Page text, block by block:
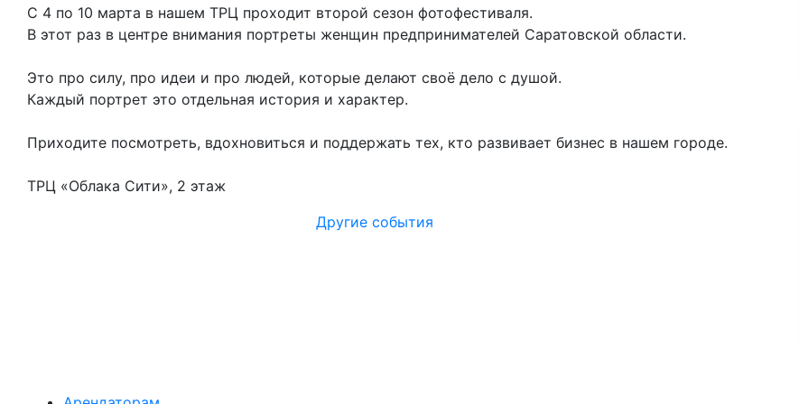
С 4 по 10 марта в нашем ТРЦ проходит второй сезон фотофестиваля.
В этот раз в центре внимания портреты женщин предпринимателей Саратовской области.
Это про силу, про идеи и про людей, которые делают своё дело с душой.
Каждый портрет это отдельная история и характер.
Приходите посмотреть, вдохновиться и поддержать тех, кто развивает бизнес в нашем городе.
ТРЦ «Облака Сити», 2 этаж
Другие события